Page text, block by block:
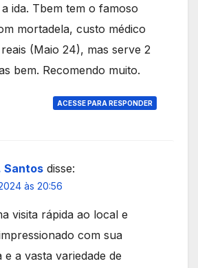
ida. Tbem tem o famoso
mortadela, custo médico
(Maio 24), mas serve 2
bem. Recomendo muito.
ACESSE PARA RESPONDER
Santos disse:
às 20:56
visita rápida ao local e
com sua
e a vasta variedade de